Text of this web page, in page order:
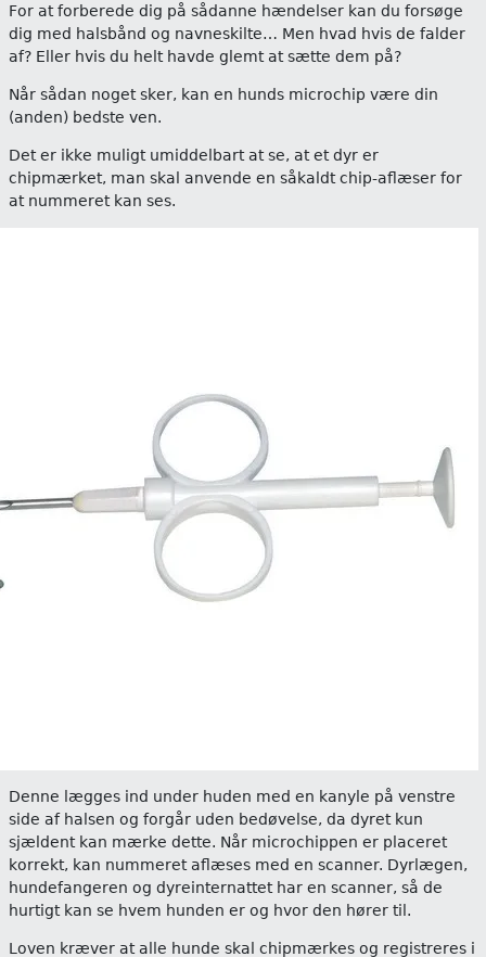
For at forberede dig på sådanne hændelser kan du forsøge
dig med halsbånd og navneskilte… Men hvad hvis de falder
af? Eller hvis du helt havde glemt at sætte dem på?
Når sådan noget sker, kan en hunds microchip være din
(anden) bedste ven.
Det er ikke muligt umiddelbart at se, at et dyr er
chipmærket, man skal anvende en såkaldt chip-aflæser for
at nummeret kan ses.
Denne lægges ind under huden med en kanyle på venstre
side af halsen og forgår uden bedøvelse, da dyret kun
sjældent kan mærke dette. Når microchippen er placeret
korrekt, kan nummeret aflæses med en scanner. Dyrlægen,
hundefangeren og dyreinternattet har en scanner, så de
hurtigt kan se hvem hunden er og hvor den hører til.
Loven kræver at alle hunde skal chipmærkes og registreres i